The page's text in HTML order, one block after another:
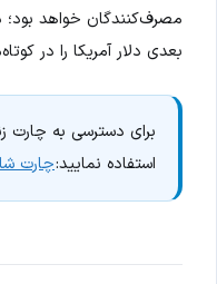
مصرف‌کنندگان خواهد
بعدی دلار آمریکا را در
برای دسترسی به چارت
استفاده نمایید:چارت